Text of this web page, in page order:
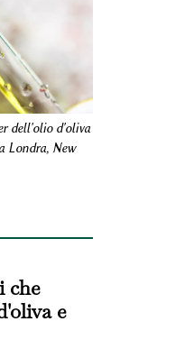
dell'olio d'oliva
Londra, New
che
e